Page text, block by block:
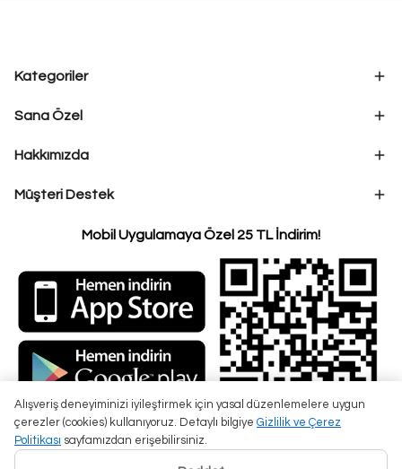
Alışveriş deneyiminizi iyileştirmek için yasal düzenlemelere uygun
çerezler (cookies) kullanıyoruz. Detaylı bilgiye Gizlilik ve Çerez
Politikası sayfamızdan erişebilirsiniz.
Kategoriler
Sana Özel
Hakkımızda
Müşteri Destek
Mobil Uygulamaya Özel 25 TL İndirim!